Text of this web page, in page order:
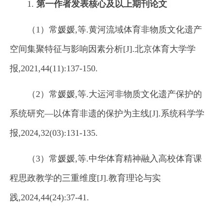
1. 第一作者发表核心及以上期刊 论文
（1）常媛媛,等.黄河流域体育非物质文化遗产
空间集聚特征与影响因素分析[J].北京体育大学学
报,2021,44(11):137-150.
（2）常媛媛,等.大运河非物质文化遗产保护的
系统研究—以体育非遗的保护为主线[J].系统科学学
报,2024,32(03):131-135.
（3）常媛媛,等.中华体育精神融入高校体育课
程思政教学的三重维度[J].教育理论与实
践,2024,44(24):37-41.